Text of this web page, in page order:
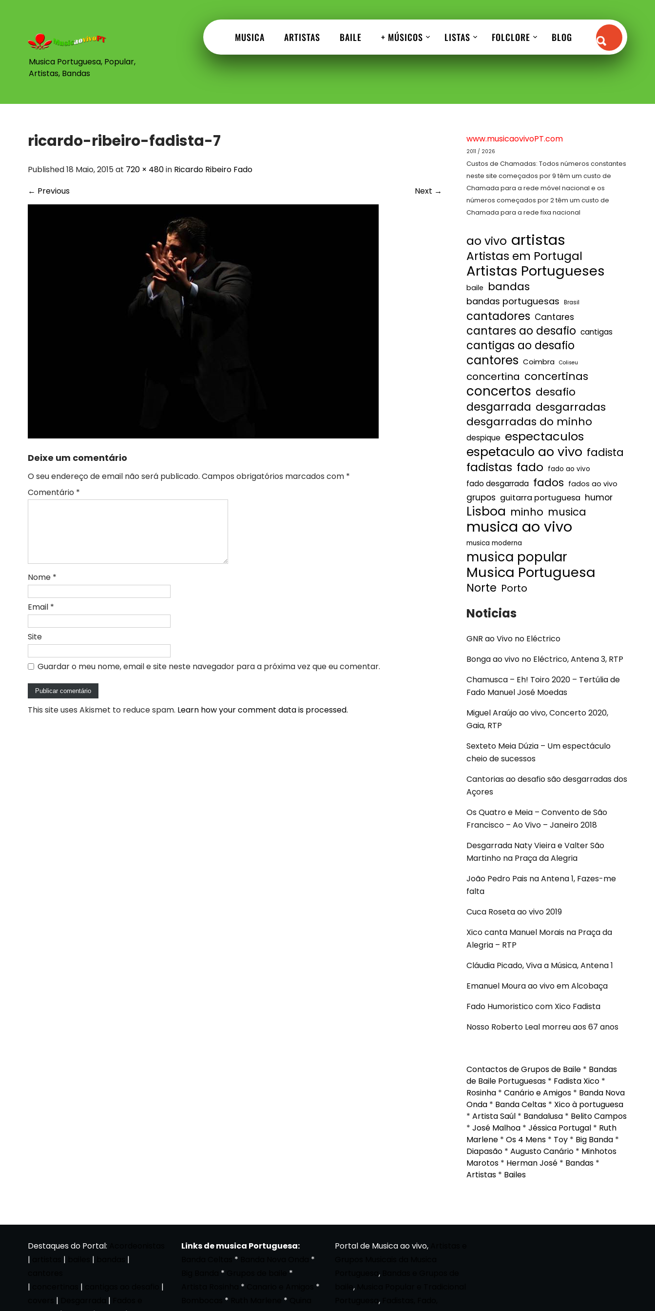
Musica Portuguesa, Popular,
Artistas, Bandas
MUSICA ARTISTAS BAILE + MÚSICOS LISTAS FOLCLORE BLOG
ricardo-ribeiro-fadista-7
Published 18 Maio, 2015 at 720 × 480in Ricardo Ribeiro Fado
← Previous Next →
Deixe um comentário
O seu endereço de email não será publicado. Campos obrigatórios marcados com *
Comentário *
Nome *
Email *
Site
Guardar o meu nome, email e site neste navegador para a próxima vez que eu comentar.
This site uses Akismet to reduce spam. Learn how your comment data is processed.
www.musicaovivoPT.com
2011 / 2026
Custos de Chamadas: Todos números constantes
neste site começados por 9 têm um custo de
Chamada para a rede móvel nacional e os
números começados por 2 têm um custo de
Chamada para a rede fixa nacional
ao vivo artistas
Artistas em Portugal
Artistas Portugueses
baile bandas
bandas portuguesas Brasil
cantadores Cantares
cantares ao desafio cantigas
cantigas ao desafio
cantores Coimbra Coliseu
concertina concertinas
concertos desafio
desgarrada desgarradas
desgarradas do minho
despique espectaculos
espetaculo ao vivo fadista
fadistas fado fado ao vivo
fado desgarrada fados fados ao vivo
grupos guitarra portuguesa humor
Lisboa minho musica
musica ao vivo
musica moderna
musica popular
Musica Portuguesa
Norte Porto
Noticias
GNR ao Vivo no Eléctrico
Bonga ao vivo no Eléctrico, Antena 3, RTP
Chamusca – Eh! Toiro 2020 – Tertúlia de
Fado Manuel José Moedas
Miguel Araújo ao vivo, Concerto 2020,
Gaia, RTP
Sexteto Meia Dúzia – Um espectáculo
cheio de sucessos
Cantorias ao desafio são desgarradas dos
Açores
Os Quatro e Meia – Convento de São
Francisco – Ao Vivo – Janeiro 2018
Desgarrada Naty Vieira e Valter São
Martinho na Praça da Alegria
João Pedro Pais na Antena 1, Fazes-me
falta
Cuca Roseta ao vivo 2019
Xico canta Manuel Morais na Praça da
Alegria – RTP
Cláudia Picado, Viva a Música, Antena 1
Emanuel Moura ao vivo em Alcobaça
Fado Humoristico com Xico Fadista
Nosso Roberto Leal morreu aos 67 anos
Contactos de Grupos de Baile * Bandas
de Baile Portuguesas * Fadista Xico *
Rosinha * Canário e Amigos * Banda Nova
Onda * Banda Celtas * Xico à portuguesa
* Artista Saúl * Bandalusa * Belito Campos
* José Malhoa * Jéssica Portugal * Ruth
Marlene * Os 4 Mens * Toy * Big Banda *
Diapasão * Augusto Canário * Minhotos
Marotos * Herman José * Bandas *
Artistas * Bailes
Destaques do Portal:
|
| |
|
|
|
|
| |
Links de musica Portuguesa:
*
*
*
*
*
*
* *
Portal de Musica ao vivo,
,
,
,